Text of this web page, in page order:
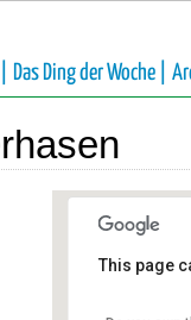
Das Ding der Woche |
This page